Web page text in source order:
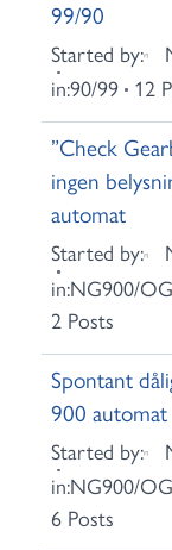
99/90
Started by:
in:90/99 12
”Check
ingen
automat
Started by:
in:NG900/
2 Posts
Spontant
900 automat
Started by:
in:NG900/
6 Posts